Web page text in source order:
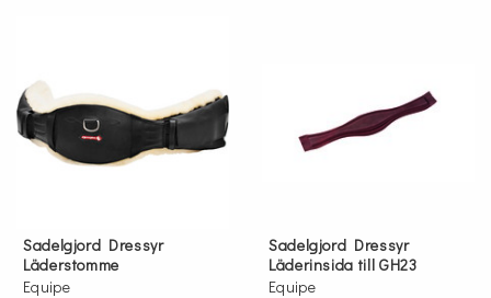
Sadelgjord Dressyr
Läderstomme
Equipe
Sadelgjord Dressyr
Läderinsida till GH23
Equipe